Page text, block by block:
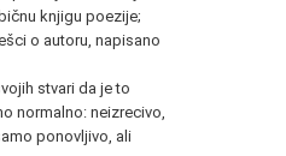
knjigu poezije;
o autoru, napisano
stvari da je to
normalno: neizrecivo,
ponovljivo, ali